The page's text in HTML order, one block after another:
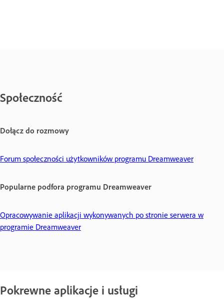
Społeczność
Dołącz do rozmowy
Forum społeczności użytkowników programu Dreamweaver
Popularne podfora programu Dreamweaver
Opracowywanie aplikacji wykonywanych po stronie serwera w
programie Dreamweaver
Pokrewne aplikacje i usługi